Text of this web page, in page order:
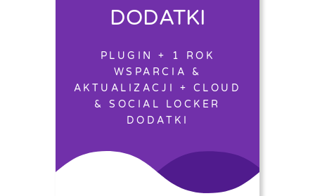
DODATKI
PLUGIN + 1 ROK
WSPARCIA &
AKTUALIZACJI + CLOUD
& SOCIAL LOCKER
DODATKI